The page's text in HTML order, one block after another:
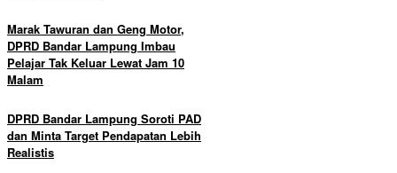
Marak Tawuran dan Geng Motor,
DPRD Bandar Lampung Imbau
Pelajar Tak Keluar Lewat Jam 10
Malam
DPRD Bandar Lampung Soroti PAD
dan Minta Target Pendapatan Lebih
Realistis